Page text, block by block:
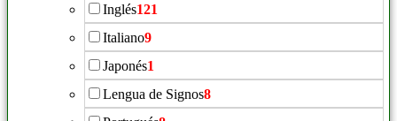
Inglés121
Italiano9
Japonés1
Lengua de Signos8